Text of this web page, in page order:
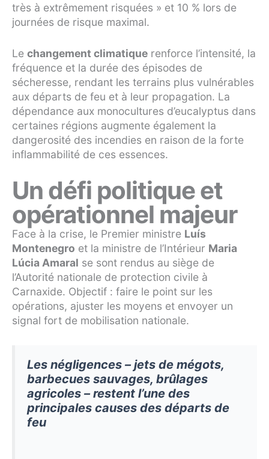
très à extrêmement risquées » et 10 % lors de
journées de risque maximal.
Le changement climatique renforce l’intensité, la
fréquence et la durée des épisodes de
sécheresse, rendant les terrains plus vulnérables
aux départs de feu et à leur propagation. La
dépendance aux monocultures d’eucalyptus dans
certaines régions augmente également la
dangerosité des incendies en raison de la forte
inflammabilité de ces essences.
Un défi politique et
opérationnel majeur
Face à la crise, le Premier ministre Luís
Montenegro et la ministre de l’Intérieur Maria
Lúcia Amaral se sont rendus au siège de
l’Autorité nationale de protection civile à
Carnaxide. Objectif : faire le point sur les
opérations, ajuster les moyens et envoyer un
signal fort de mobilisation nationale.
Les négligences – jets de mégots,
barbecues sauvages, brûlages
agricoles – restent l’une des
principales causes des départs de
feu